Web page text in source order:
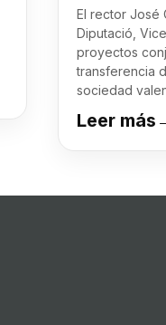
El rector José
Diputació,
proyectos
transferencia
sociedad
Leer más